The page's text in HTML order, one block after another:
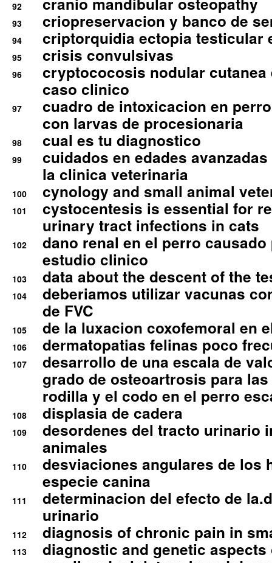
92
93 criopreservacion y banco de
94 criptorquidia ectopia testicular
95 crisis convulsivas
96
cryptococosis nodular cutanea
caso clinico
97
cuadro de intoxicacion en
con larvas de procesionaria
98 cual es tu diagnostico
99
cuidados en edades
la clinica veterinaria
100 cynology and small animal
101
cystocentesis is essential for
urinary tract infections in cats
102
dano renal en el perro
estudio clinico
103 data about the descent of the
104
deberiamos utilizar vacunas
de FVC
105 de la luxacion coxofemoral en
106 dermatopatias felinas poco
107
desarrollo de una escala de
grado de osteoartrosis para
rodilla y el codo en el perro
108 displasia de cadera
109
desordenes del tracto urinario
animales
110
desviaciones angulares de los
especie canina
111
determinacion del efecto de
urinario
112 diagnosis of chronic pain in
113
diagnostic and genetic